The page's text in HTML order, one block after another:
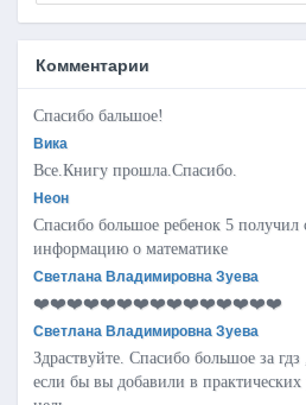
Комментарии
Спасибо бальшое!
Вика
Все.Книгу прошла.Спасибо.
Неон
Спасибо большое ребенок 5 получил
информацию о математике
Светлана Владимировна Зуева
❤️❤️❤️❤️❤️❤️❤️❤️❤️❤️❤️❤️❤️❤️❤️
Светлана Владимировна Зуева
Здраствуйте. Спасибо большое за
если бы вы добавили в практических